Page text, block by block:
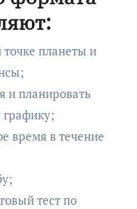
планеты и
и планировать
графику;
время в течение
тест по